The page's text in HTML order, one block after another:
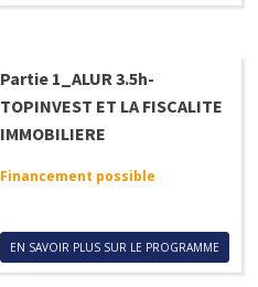
Partie 1_ALUR 3.5h-
TOPINVEST ET LA FISCALITE
IMMOBILIERE
Financement possible
EN SAVOIR PLUS SUR LE PROGRAMME